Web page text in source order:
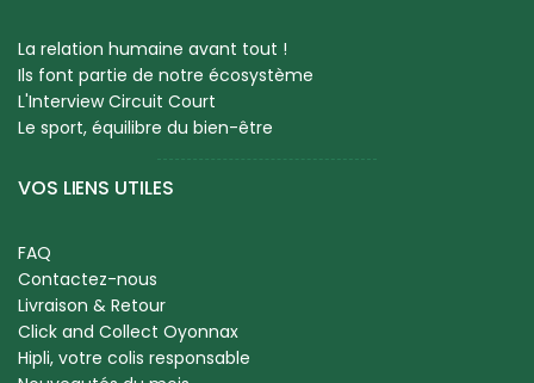
La relation humaine avant tout !
Ils font partie de notre écosystème
L'Interview Circuit Court
Le sport, équilibre du bien-être
VOS LIENS UTILES
FAQ
Contactez-nous
Livraison & Retour
Click and Collect Oyonnax
Hipli, votre colis responsable